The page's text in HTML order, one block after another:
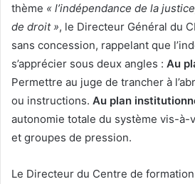
thème « l’indépendance de la
de droit », le Directeur Général du
sans concession, rappelant que
s’apprécier sous deux angles : Au
Permettre au juge de trancher à
ou instructions. Au plan
autonomie totale du système vis-à-
et groupes de pression.
Le Directeur du Centre de